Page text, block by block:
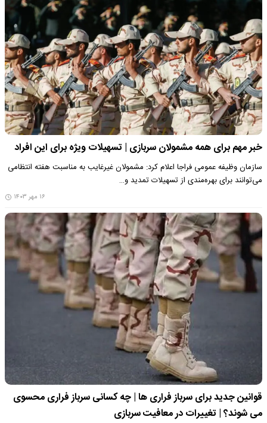
خبر مهم برای همه مشمولان سربازی | تسهیلات ویژه برای این افراد
سازمان وظیفه عمومی فراجا اعلام کرد: مشمولان غیرغایب به مناسبت هفته انتظامی
می‌توانند برای بهره‌مندی از تسهیلات تمدید و…
۱۶ مهر ۱۴۰۳
قوانین جدید برای سرباز فراری ها | چه کسانی سرباز فراری محسوی
می شوند؟ | تغییرات در معافیت سربازی